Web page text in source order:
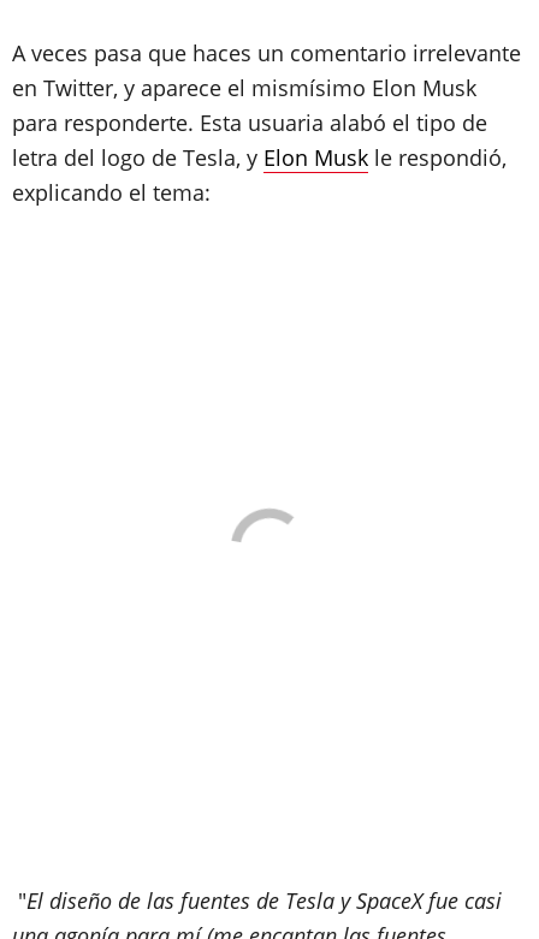
A veces pasa que haces un comentario irrelevante
en Twitter, y aparece el mismísimo Elon Musk
para responderte. Esta usuaria alabó el tipo de
letra del logo de Tesla, y Elon Musk le respondió,
explicando el tema:
"El diseño de las fuentes de Tesla y SpaceX fue casi